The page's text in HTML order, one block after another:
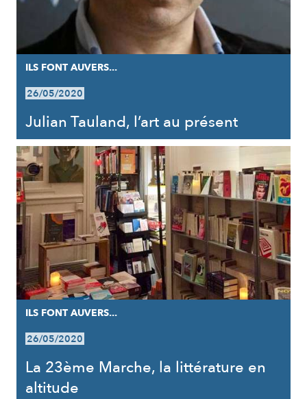
ILS FONT AUVERS...
26/05/2020
Julian Tauland, l’art au présent
ILS FONT AUVERS...
26/05/2020
La 23ème Marche, la littérature en
altitude